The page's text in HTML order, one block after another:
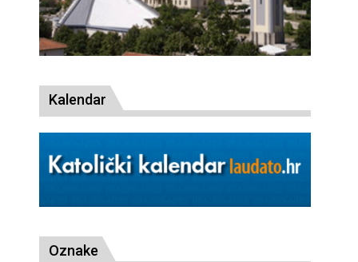
Kalendar
Oznake